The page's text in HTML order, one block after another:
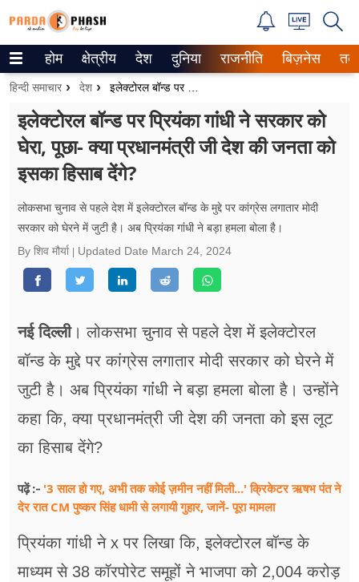
Trending on Google News
ePaper
वेब स्टोरीज
उत्तर प्रदेश
वीडियो
रिलेशनशिप
जीवन मंत्रा
फूड
सेहत
ब्‍यूटी
शिक्षा
अन्य खबरें
होम क्षेत्रीय देश दुनिया राजनीति बिज़नेस
हिन्दी समाचार देश
इलेक्टोरल बॉन्ड पर प्रियंका गांंधी ने सरकार को
घेरा, पूछा- क्या प्रधानमंत्री जी देश की जनता को
इसका हिसाब देंगे?
लोकसभा चुनाव से पहले देश में इलेक्टोरल बॉन्ड के मुद्दे पर कांग्रेस लगातार मोदी
सरकार को घेरने में जुटी है। अब प्रियंका गांंधी ने बड़ा हमला बोला है।
By शिव मौर्या
Updated Date March 24, 2024
नई दिल्ली। लोकसभा चुनाव से पहले देश में इलेक्टोरल
बॉन्ड के मुद्दे पर कांग्रेस लगातार मोदी सरकार को घेरने में
जुटी है। अब प्रियंका गांंधी ने बड़ा हमला बोला है। उन्होंने
कहा कि, क्या प्रधानमंत्री जी देश की जनता को इस लूट
का हिसाब देंगे?
पढ़ें :- '3 साल हो गए, अभी तक कोई ज़मीन नहीं मिली...' क्रिकेटर ऋषभ पंत ने
देर रात CM पुष्कर सिंह धामी से लगायी गुहार, जानें- पूरा मामला
प्रियंका गांधी ने x पर लिखा कि, इलेक्टोरल बॉन्ड के
माध्यम से 38 कॉरपोरेट समूहों ने भाजपा को 2,004 करोड़